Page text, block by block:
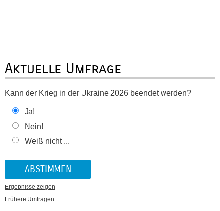
Aktuelle Umfrage
Kann der Krieg in der Ukraine 2026 beendet werden?
Ja!
Nein!
Weiß nicht ...
Ergebnisse zeigen
Frühere Umfragen